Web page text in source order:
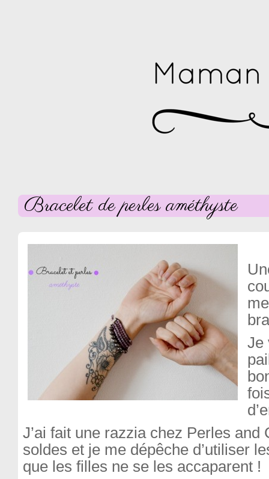
Bracelet de perles améthyste
Je
J’ai fait une razzia chez Perles and
soldes et je me dépêche d’utiliser
que les filles ne se les accaparent !